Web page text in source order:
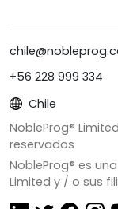
+56 228 999 334
Chile
NobleProg®
reservados
NobleProg® es
Limited y / o sus